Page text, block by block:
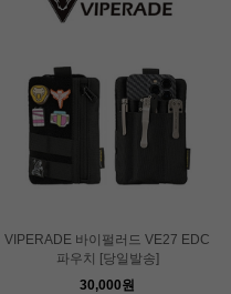
VIPERADE 바이펄러드 VE27 EDC
파우치 [당일발송]
30,000원